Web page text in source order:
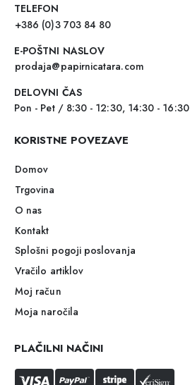
TELEFON
+386 (0)3 703 84 80
E-POŠTNI NASLOV
prodaja@papirnicatara.com
DELOVNI ČAS
Pon - Pet / 8:30 - 12:30, 14:30 - 16:30
KORISTNE POVEZAVE
Domov
Trgovina
O nas
Kontakt
Splošni pogoji poslovanja
Vračilo artiklov
Moj račun
Moja naročila
PLAČILNI NAČINI